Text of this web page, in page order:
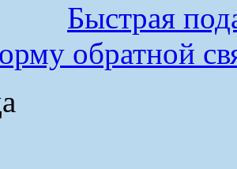
Быстрая
обратной